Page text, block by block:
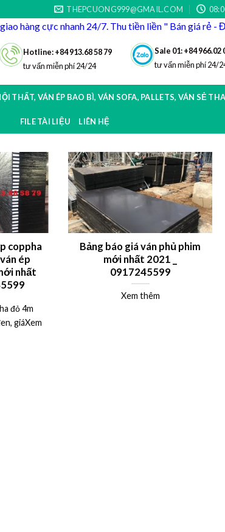
THEPCUONG999@GMAIL.COM
hàng cực nhanh 24/7. Thu tiền liền " Bán giá rẻ -
Hotline: +84 913.68 58 79
tư vấn miễn phí 24/24
Sale 01: +84966.02
tư vấn miễn phí 24/
THẤT, VÁN ÉP BAO BÌ, VÁN SOFA, PALLETS, VÁN SẺ
FILE TÀI LIỆU LIÊN HỆ
coppha
ép
nhất
đỏ 4m
giáXem
Bảng báo giá ván phủ phim
mới nhất 2021 _
0917245599
Xem thêm